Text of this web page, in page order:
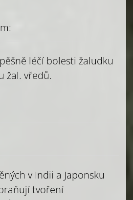
léčí bolesti žaludku
žal. vředů.
v Indii a Japonsku
tvoření